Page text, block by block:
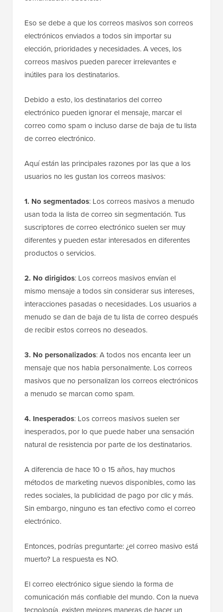
Eso se debe a que los correos masivos son correos
electrónicos enviados a todos sin importar su
elección, prioridades y necesidades. A veces, los
correos masivos pueden parecer irrelevantes e
inútiles para los destinatarios.
Debido a esto, los destinatarios del correo
electrónico pueden ignorar el mensaje, marcar el
correo como spam o incluso darse de baja de tu lista
de correo electrónico.
Aquí están las principales razones por las que a los
usuarios no les gustan los correos masivos:
1. No segmentados: Los correos masivos a menudo
usan toda la lista de correo sin segmentación. Tus
suscriptores de correo electrónico suelen ser muy
diferentes y pueden estar interesados en diferentes
productos o servicios.
2. No dirigidos: Los correos masivos envían el
mismo mensaje a todos sin considerar sus intereses,
interacciones pasadas o necesidades. Los usuarios a
menudo se dan de baja de tu lista de correo después
de recibir estos correos no deseados.
3. No personalizados: A todos nos encanta leer un
mensaje que nos habla personalmente. Los correos
masivos que no personalizan los correos electrónicos
a menudo se marcan como spam.
4. Inesperados: Los correos masivos suelen ser
inesperados, por lo que puede haber una sensación
natural de resistencia por parte de los destinatarios.
A diferencia de hace 10 o 15 años, hay muchos
métodos de marketing nuevos disponibles, como las
redes sociales, la publicidad de pago por clic y más.
Sin embargo, ninguno es tan efectivo como el correo
electrónico.
Entonces, podrías preguntarte: ¿el correo masivo está
muerto? La respuesta es NO.
El correo electrónico sigue siendo la forma de
comunicación más confiable del mundo. Con la nueva